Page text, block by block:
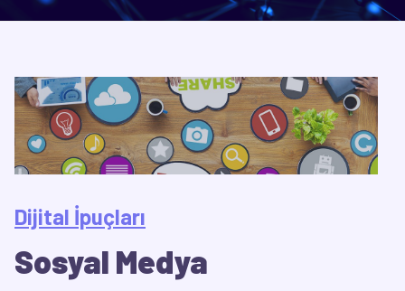
Dijital İpuçları
Sosyal Medya